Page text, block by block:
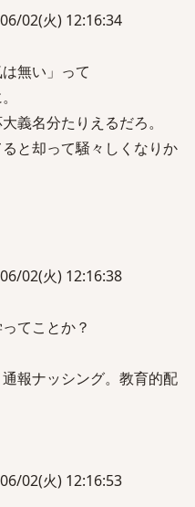
02(火) 12:16:34
無い」って
義名分たりえるだろ。
と却って騒々しくなりか
02(火) 12:16:38
てことか？
報ナッシング。教育的配
02(火) 12:16:53